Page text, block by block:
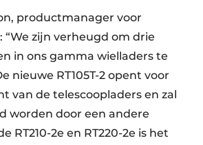
productmanager voor
“We zijn verheugd om drie
in ons gamma wielladers te
nieuwe RT105T-2 opent voor
van de telescoopladers en zal
worden door een andere
RT210-2e en RT220-2e is het